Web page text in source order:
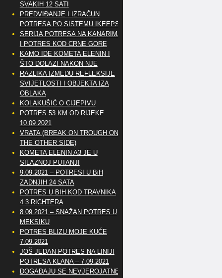
SVAKIH 12 SATI
PREDVIĐANJE I IZRAČUN
POTRESA PO SISTEMU IKEEPS
SERIJA POTRESA NA KANARIMA
I POTRES KOD CRNE GORE
KAMO IDE KOMETA ELENIN I
ŠTO DOLAZI NAKON NJE
RAZLIKA IZMEĐU REFLEKSIJE
SVIJETLOSTI I OBJEKTA IZA
OBLAKA
KOLAKUŠIĆ O CIJEPIVU
POTRES 53 KM OD RIJEKE
10.09.2021
VRATA (BREAK ON TROUGH ON
THE OTHER SIDE)
KOMETA ELENIN A3 JE U
SILAZNOJ PUTANJI
9.09.2021 – POTRESI U BiH
ZADNJIH 24 SATA
POTRES U BIH KOD TRAVNIKA
4.3 RICHTERA
8.09.2021 – SNAŽAN POTRES U
MEKSIKU
POTRES BLIZU MOJE KUĆE
7.09.2021
JOŠ JEDAN POTRES NA LINIJI
POTRESA KLANA – 7.09.2021
DOGAĐAJU SE NEVJEROJATNE